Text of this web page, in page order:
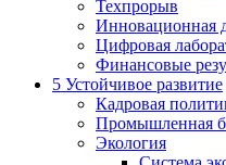
Техпрорыв
Инновационная
Цифровая
Финансовые
5 Устойчивое развитие
Кадровая
Промышленная
Экология